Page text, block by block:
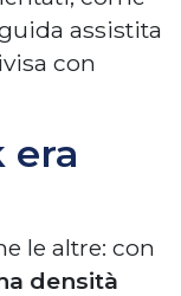
assistita
con
era
le altre: con
densità